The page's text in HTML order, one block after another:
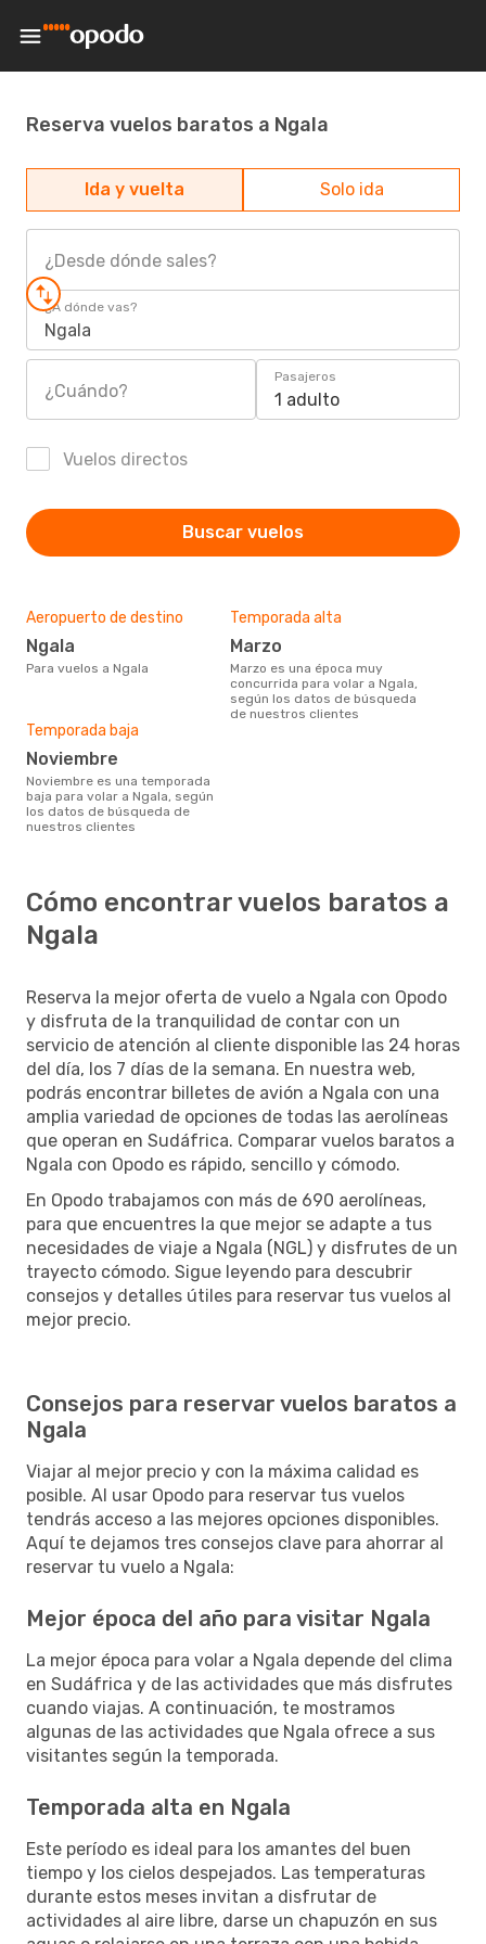
Reserva vuelos baratos a Ngala
Ida y vuelta Solo ida
¿Desde dónde sales?
¿A dónde vas?
Ngala
¿Cuándo?
Pasajeros
1 adulto
Vuelos directos
Buscar vuelos
Aeropuerto de destino
Ngala
Para vuelos a Ngala
Temporada alta
marzo
marzo es una época muy
concurrida para volar a Ngala,
según los datos de búsqueda
de nuestros clientes
Temporada baja
noviembre
noviembre es una temporada
baja para volar a Ngala, según
los datos de búsqueda de
nuestros clientes
Cómo encontrar vuelos baratos a
Ngala
Reserva la mejor oferta de vuelo a Ngala con Opodo
y disfruta de la tranquilidad de contar con un
servicio de atención al cliente disponible las 24 horas
del día, los 7 días de la semana. En nuestra web,
podrás encontrar billetes de avión a Ngala con una
amplia variedad de opciones de todas las aerolíneas
que operan en Sudáfrica. Comparar vuelos baratos a
Ngala con Opodo es rápido, sencillo y cómodo.
En Opodo trabajamos con más de 690 aerolíneas,
para que encuentres la que mejor se adapte a tus
necesidades de viaje a Ngala (NGL) y disfrutes de un
trayecto cómodo. Sigue leyendo para descubrir
consejos y detalles útiles para reservar tus vuelos al
mejor precio.
Consejos para reservar vuelos baratos a
Ngala
Viajar al mejor precio y con la máxima calidad es
posible. Al usar Opodo para reservar tus vuelos
tendrás acceso a las mejores opciones disponibles.
Aquí te dejamos tres consejos clave para ahorrar al
reservar tu vuelo a Ngala:
Mejor época del año para visitar Ngala
La mejor época para volar a Ngala depende del clima
en Sudáfrica y de las actividades que más disfrutes
cuando viajas. A continuación, te mostramos
algunas de las actividades que Ngala ofrece a sus
visitantes según la temporada.
Temporada alta en Ngala
Este período es ideal para los amantes del buen
tiempo y los cielos despejados. Las temperaturas
durante estos meses invitan a disfrutar de
actividades al aire libre, darse un chapuzón en sus